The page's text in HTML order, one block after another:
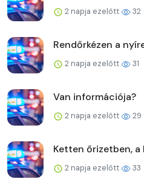
2 napja ezelőtt 32
Rendőrkézen a
2 napja ezelőtt 31
Van információja?
2 napja ezelőtt 29
Ketten őrizetben,
2 napja ezelőtt 33